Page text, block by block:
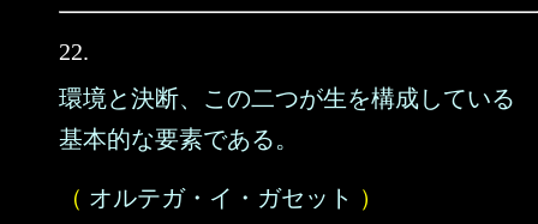
22.
環境と決断、この二つが生を構成している
基本的な要素である。
（ オルテガ・イ・ガセット ）